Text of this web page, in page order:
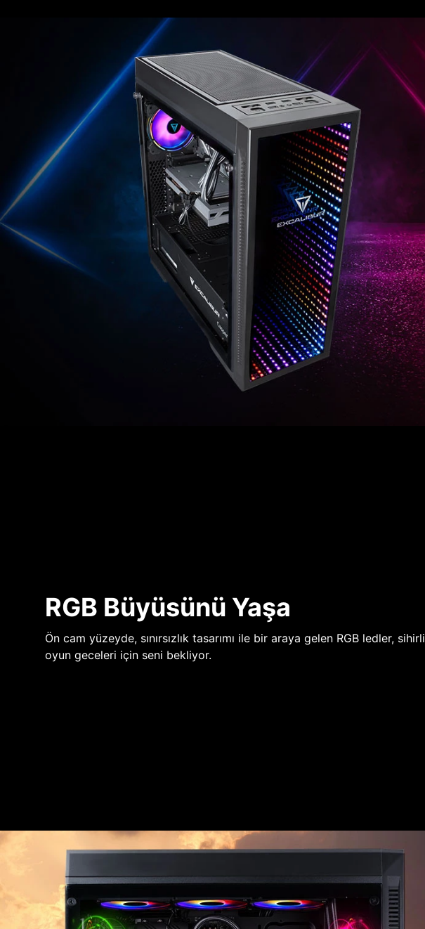
RGB Büyüsünü Yaşa
Ön cam yüzeyde, sınırsızlık tasarımı ile bir araya gelen RGB ledler, sihirli
oyun geceleri için seni bekliyor.